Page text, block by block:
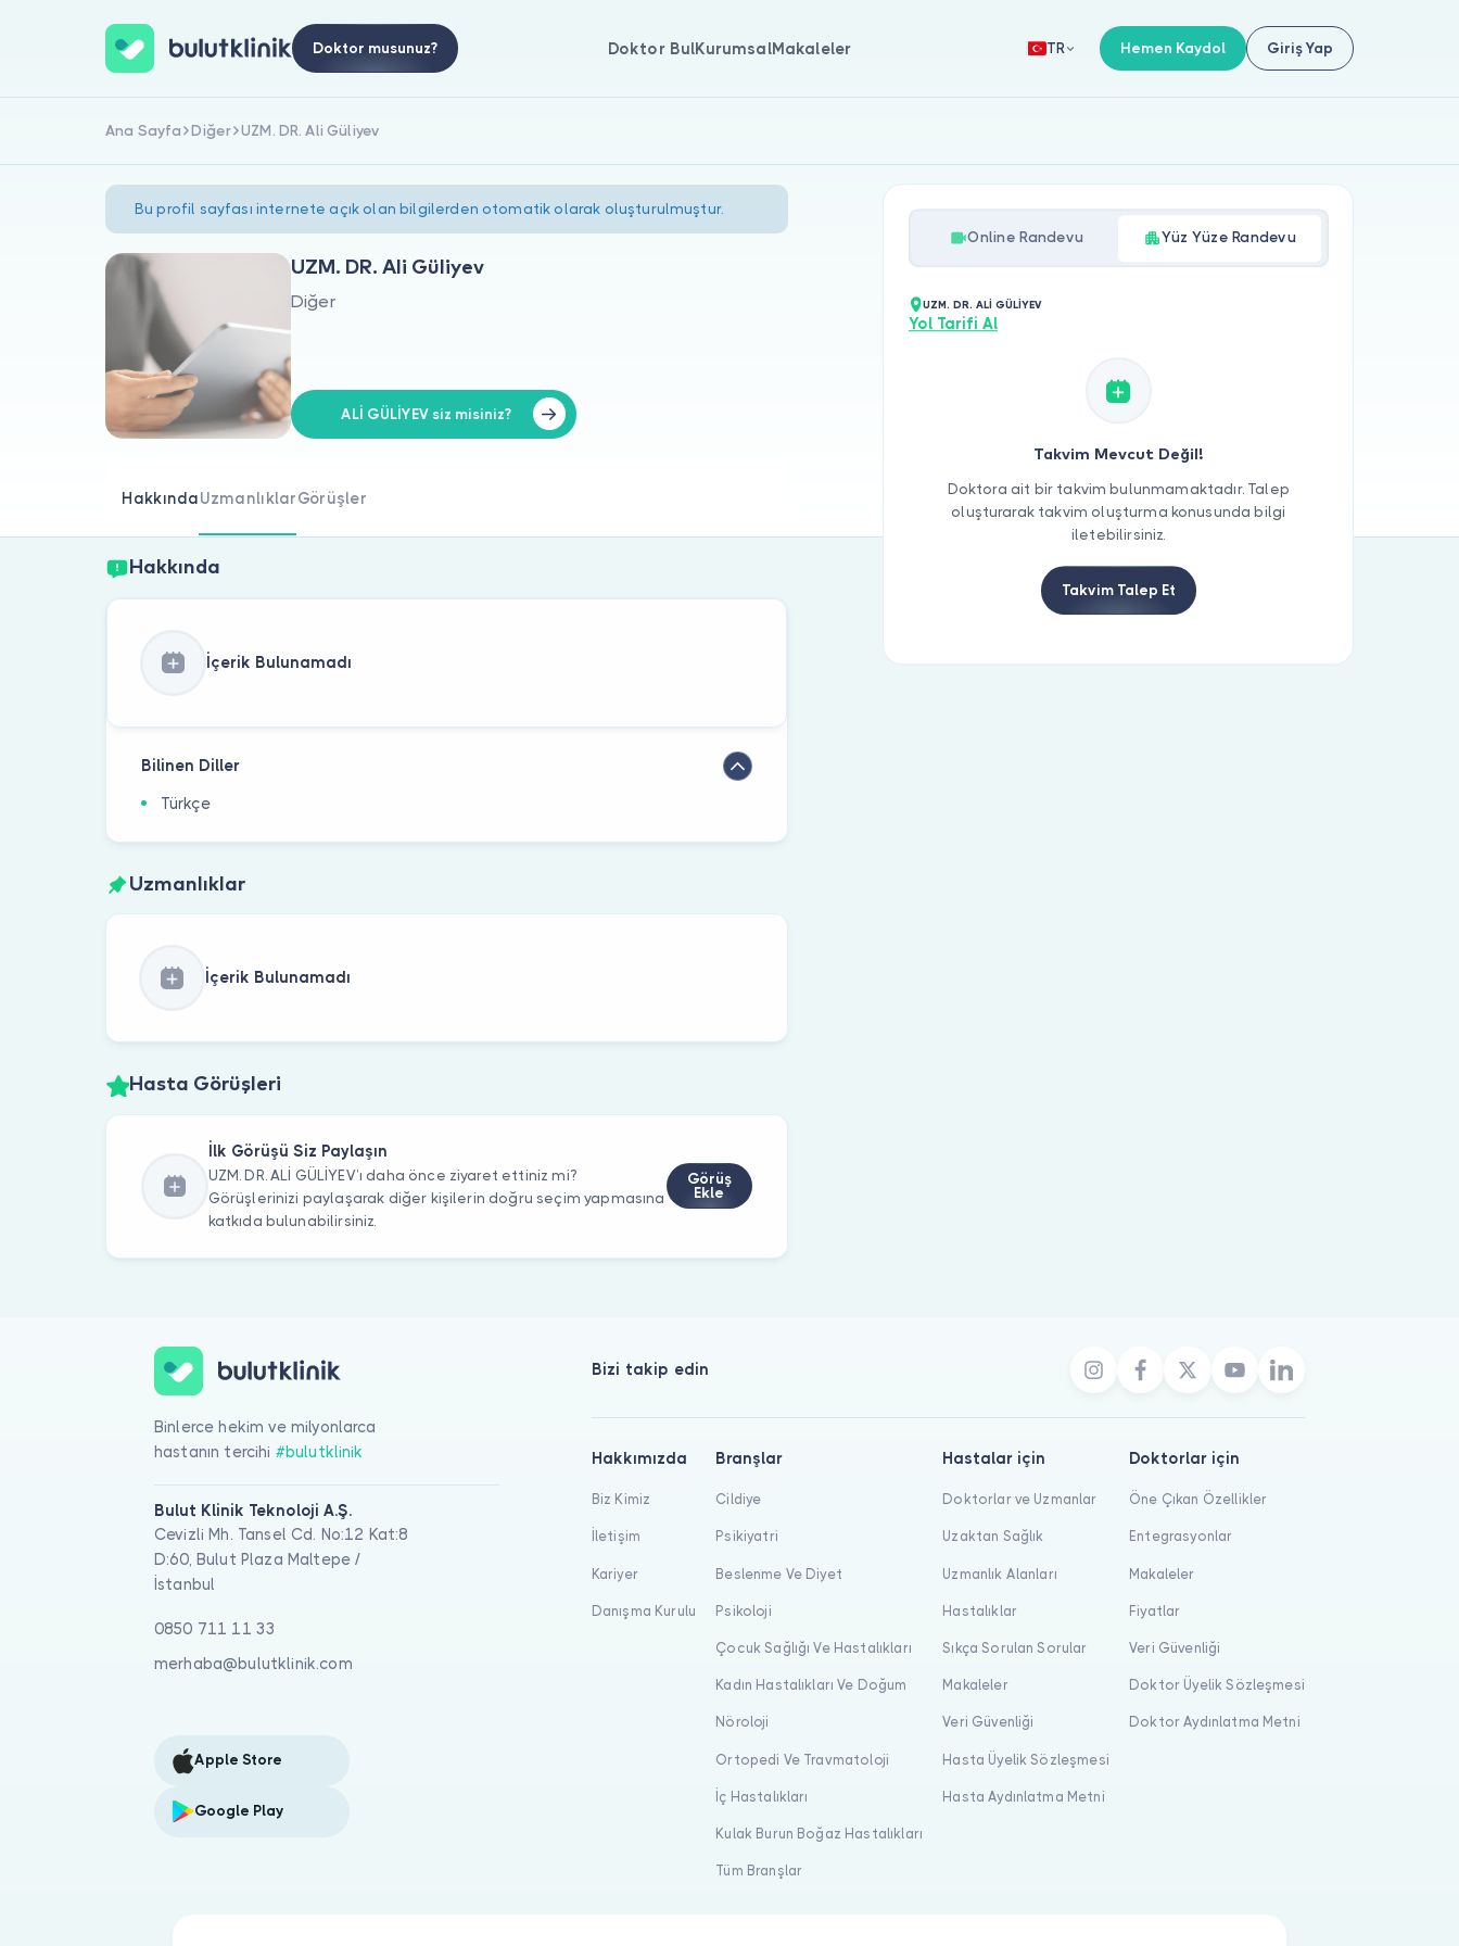
Doktor musunuz? Doktor BulKurumsalMakaleler TR Hemen Kaydol Giriş Yap
Ana Sayfa Diğer UZM. DR. Ali Güliyev
Bu profil sayfası internete açık olan bilgilerden otomatik olarak oluşturulmuştur.
UZM. DR. Ali Güliyev
Diğer
ALİ GÜLİYEV siz misiniz?
HakkındaUzmanlıklarGörüşler
Hakkında
İçerik Bulunamadı
Bilinen Diller
Türkçe
Uzmanlıklar
İçerik Bulunamadı
Hasta Görüşleri
İlk Görüşü Siz Paylaşın
UZM. DR. ALİ GÜLİYEV’ı daha önce ziyaret ettiniz mi?
Görüşlerinizi paylaşarak diğer kişilerin doğru seçim yapmasına
katkıda bulunabilirsiniz.
Görüş
Ekle
Online Randevu Yüz Yüze Randevu
UZM. DR. ALİ GÜLİYEV
Yol Tarifi Al
Takvim Mevcut Değil!
Doktora ait bir takvim bulunmamaktadır. Talep
oluşturarak takvim oluşturma konusunda bilgi
iletebilirsiniz.
Takvim Talep Et
Binlerce hekim ve milyonlarca
hastanın tercihi #bulutklinik
Bulut Klinik Teknoloji A.Ş.
Cevizli Mh. Tansel Cd. No:12 Kat:8
D:60, Bulut Plaza Maltepe /
İstanbul
0850 711 11 33
merhaba@bulutklinik.com
Apple Store
Google Play
Bizi takip edin
Hakkımızda
Biz Kimiz
İletişim
Kariyer
Danışma Kurulu
Branşlar
Cildiye
Psikiyatri
Beslenme Ve Diyet
Psikoloji
Çocuk Sağlığı Ve Hastalıkları
Kadın Hastalıkları Ve Doğum
Nöroloji
Ortopedi Ve Travmatoloji
İç Hastalıkları
Kulak Burun Boğaz Hastalıkları
Tüm Branşlar
Hastalar için
Doktorlar ve Uzmanlar
Uzaktan Sağlık
Uzmanlık Alanları
Hastalıklar
Sıkça Sorulan Sorular
Makaleler
Veri Güvenliği
Hasta Üyelik Sözleşmesi
Hasta Aydınlatma Metni
Doktorlar için
Öne Çıkan Özellikler
Entegrasyonlar
Makaleler
Fiyatlar
Veri Güvenliği
Doktor Üyelik Sözleşmesi
Doktor Aydınlatma Metni